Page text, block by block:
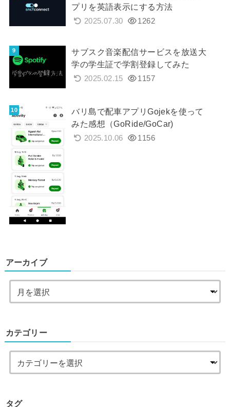
プリを英語表示にする方法
2025.07.30 1262
サブスク音楽配信サービスを放送大
学の学生証で学割登録してみた
2025.02.15 1157
バリ島で配車アプリGojekを使って
みた感想（GoRide/GoCar)
2025.10.06 1156
アーカイブ
カテゴリー
タグ